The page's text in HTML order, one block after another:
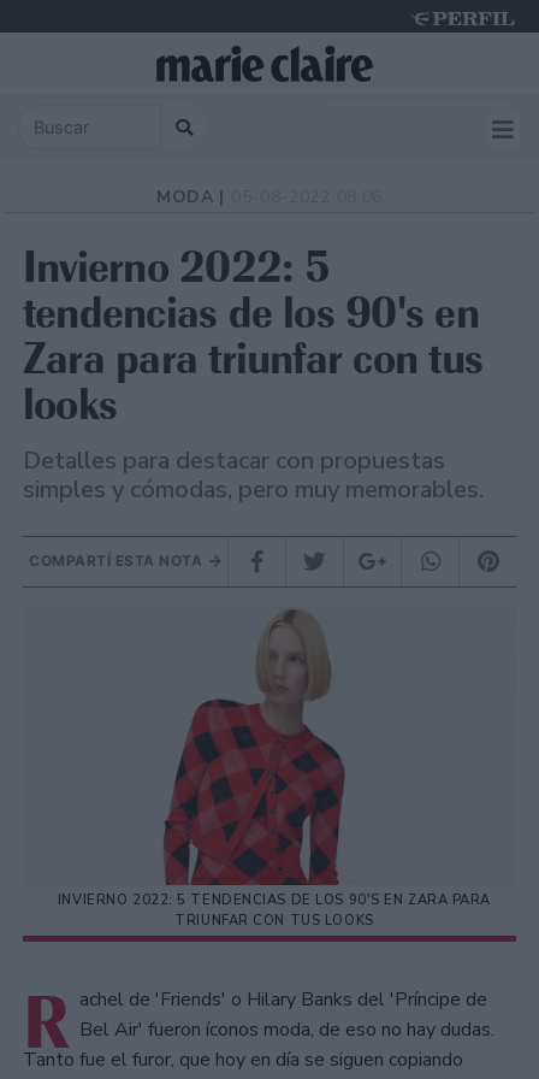
MODA |
Invierno 2022: 5
tendencias de los 90's en
Zara para triunfar con tus
looks
Detalles para destacar con propuestas
simples y cómodas, pero muy memorables.
COMPARTÍ ESTA NOTA
INVIERNO 2022: 5 TENDENCIAS DE LOS 90'S EN ZARA PARA
TRIUNFAR CON TUS LOOKS
R achel de 'Friends' o Hilary Banks del 'Príncipe de
Bel Air' fueron íconos moda, de eso no hay dudas.
Tanto fue el furor, que hoy en día se siguen copiando